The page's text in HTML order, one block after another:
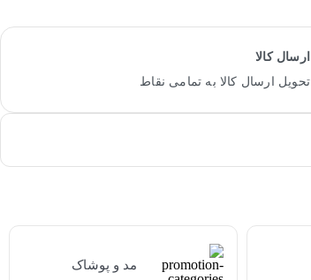
ارسال کالا
تحویل ارسال کالا به تمامی نقاط
مد و پوشاک